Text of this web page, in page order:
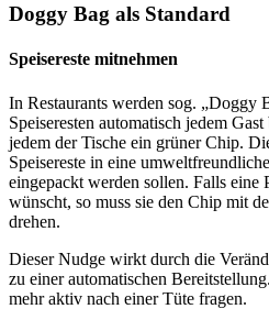
Doggy Bag als Standard
Speisereste mitnehmen
In Restaurants werden sog. „Doggy
Speiseresten automatisch jedem
jedem der Tische ein grüner Chip.
Speisereste in eine
eingepackt werden sollen. Falls eine
wünscht, so muss sie den Chip mit
drehen.
Dieser Nudge wirkt durch die
zu einer automatischen
mehr aktiv nach einer Tüte fragen.